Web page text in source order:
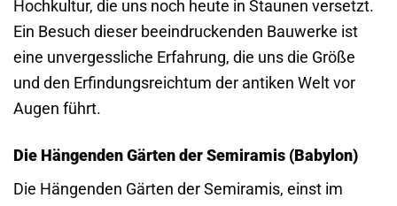
Hochkultur, die uns noch heute in Staunen versetzt.
Ein Besuch dieser beeindruckenden Bauwerke ist
eine unvergessliche Erfahrung, die uns die Größe
und den Erfindungsreichtum der antiken Welt vor
Augen führt.
Die Hängenden Gärten der Semiramis (Babylon)
Die Hängenden Gärten der Semiramis, einst im